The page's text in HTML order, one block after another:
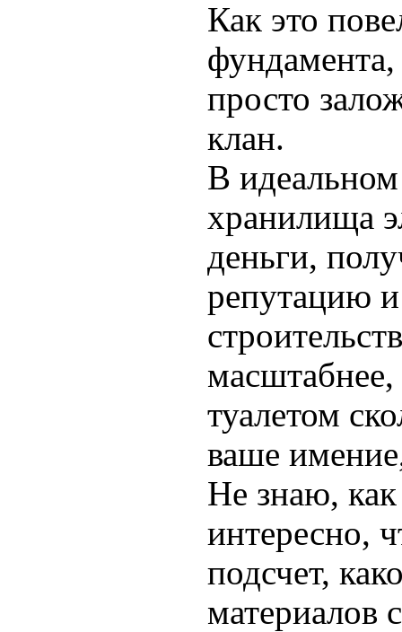
Как это
просто
клан.
В
хранилища
деньги,
репутацию
туалетом
ваше
Не знаю,
интересно,
подсчет,
материалов